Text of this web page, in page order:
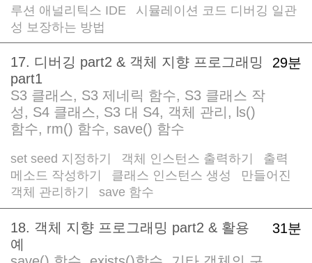
루션 애널리틱스 IDE
시뮬레이션 코드 디버깅 일관
성 보장하는 방법
29분
17. 디버깅 part2 & 객체 지향 프로그래밍
part1
S3 클래스, S3 제네릭 함수, S3 클래스 작
성, S4 클래스, S3 대 S4, 객체 관리, ls()
함수, rm() 함수, save() 함수
set seed 지정하기 객체 인스턴스 출력하기
출력
메소드 작성하기
클래스 인스턴스 생성
만들어진
객체 관리하기
save 함수
31분
18. 객체 지향 프로그래밍 part2 & 활용
예